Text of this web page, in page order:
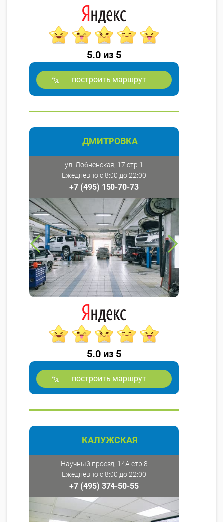
5.0 из 5
построить маршрут
ДМИТРОВКА
ул. Лобненская, 17 стр 1
Ежедневно с 8:00 до 22:00
+7 (495) 150-70-73
5.0 из 5
построить маршрут
КАЛУЖСКАЯ
Научный проезд, 14А стр.8
Ежедневно с 8:00 до 22:00
+7 (495) 374-50-55